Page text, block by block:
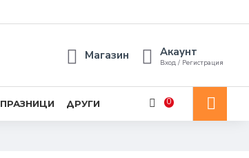
Магазин Акаунт
Вход / Регистрация
ПРАЗНИЦИ ДРУГИ 0